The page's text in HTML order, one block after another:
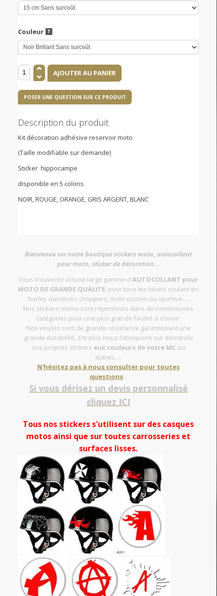
Couleur
POSER UNE QUESTION SUR CE PRODUIT
Description du produit
Kit décoration adhésive reservoir moto
(Taille modifiable sur demande)
Sticker hippocampe
disponible en 5 coloris
NOIR, ROUGE, ORANGE, GRIS ARGENT, BLANC
Bienvenue sur notre boutique stickers moto, autocollant
pour moto, sticker de décoration...
Vous trouverez ici lune large gamme d'AUTOCOLLANT pour
MOTO DE GRANDE QUALITE , pour tous les bikers roulant en
harley davidson, choppers, moto custom ou sportive....
Nos stickers motos sont répertoriés dans de nombreuses
catégories pour une plus grande facilité à choisir.
Nos vinyles sont de grande résistance garantissant une
grande durabilité...De plus nous fabriquons sur demande
vos propres stickers aux couleurs de votre MCou
autres.....
N'hésitez pas à nous consulter pour toutes
questions...
Si vous dérisez un devis personnalisé
cliquez ICI
Tous nos stickers s'utilisent sur des casques
motos ainsi que sur toutes carrosseries et
surfaces lisses.